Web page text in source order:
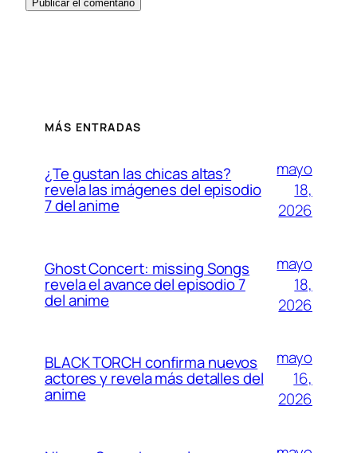
MÁS ENTRADAS
¿Te gustan las chicas altas?
revela las imágenes del episodio
7 del anime
mayo
18,
2026
Ghost Concert: missing Songs
revela el avance del episodio 7
del anime
mayo
18,
2026
BLACK TORCH confirma nuevos
actores y revela más detalles del
anime
mayo
16,
2026